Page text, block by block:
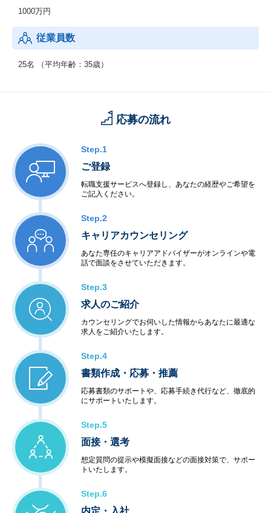
1000万円
従業員数
25名 （平均年齢：35歳）
応募の流れ
Step.1
ご登録
転職支援サービスへ登録し、あなたの経歴やご希望を
ご記入ください。
Step.2
キャリアカウンセリング
あなた専任のキャリアアドバイザーがオンラインや電
話で面談をさせていただきます。
Step.3
求人のご紹介
カウンセリングでお伺いした情報からあなたに最適な
求人をご紹介いたします。
Step.4
書類作成・応募・推薦
応募書類のサポートや、応募手続き代行など、徹底的
にサポートいたします。
Step.5
面接・選考
想定質問の提示や模擬面接などの面接対策で、サポー
トいたします。
Step.6
内定・入社